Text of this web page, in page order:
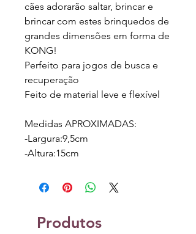
cães adorarão saltar, brincar e
brincar com estes brinquedos de
grandes dimensões em forma de
KONG!
Perfeito para jogos de busca e
recuperação
Feito de material leve e flexível
Medidas APROXIMADAS:
-Largura:9,5cm
-Altura:15cm
Produtos